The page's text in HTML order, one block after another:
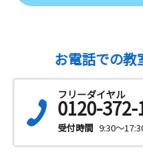
お電話での教
フリーダイヤル
0120-372-
受付時間 9:30～